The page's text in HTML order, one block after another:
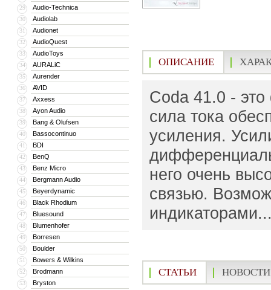
29 Audio-Technica
30 Audiolab
31 Audionet
32 AudioQuest
33 AudioToys
34 AURALiC
35 Aurender
36 AVID
37 Axxess
38 Ayon Audio
39 Bang & Olufsen
40 Bassocontinuo
41 BDI
42 BenQ
43 Benz Micro
44 Bergmann Audio
45 Beyerdynamic
46 Black Rhodium
47 Bluesound
48 Blumenhofer
49 Borresen
50 Boulder
51 Bowers & Wilkins
52 Brodmann
53 Bryston
ОПИСАНИЕ
Coda 41.0 -
сила тока
усиления.
него очень
связью.
СТАТЬИ НОВОСТИ